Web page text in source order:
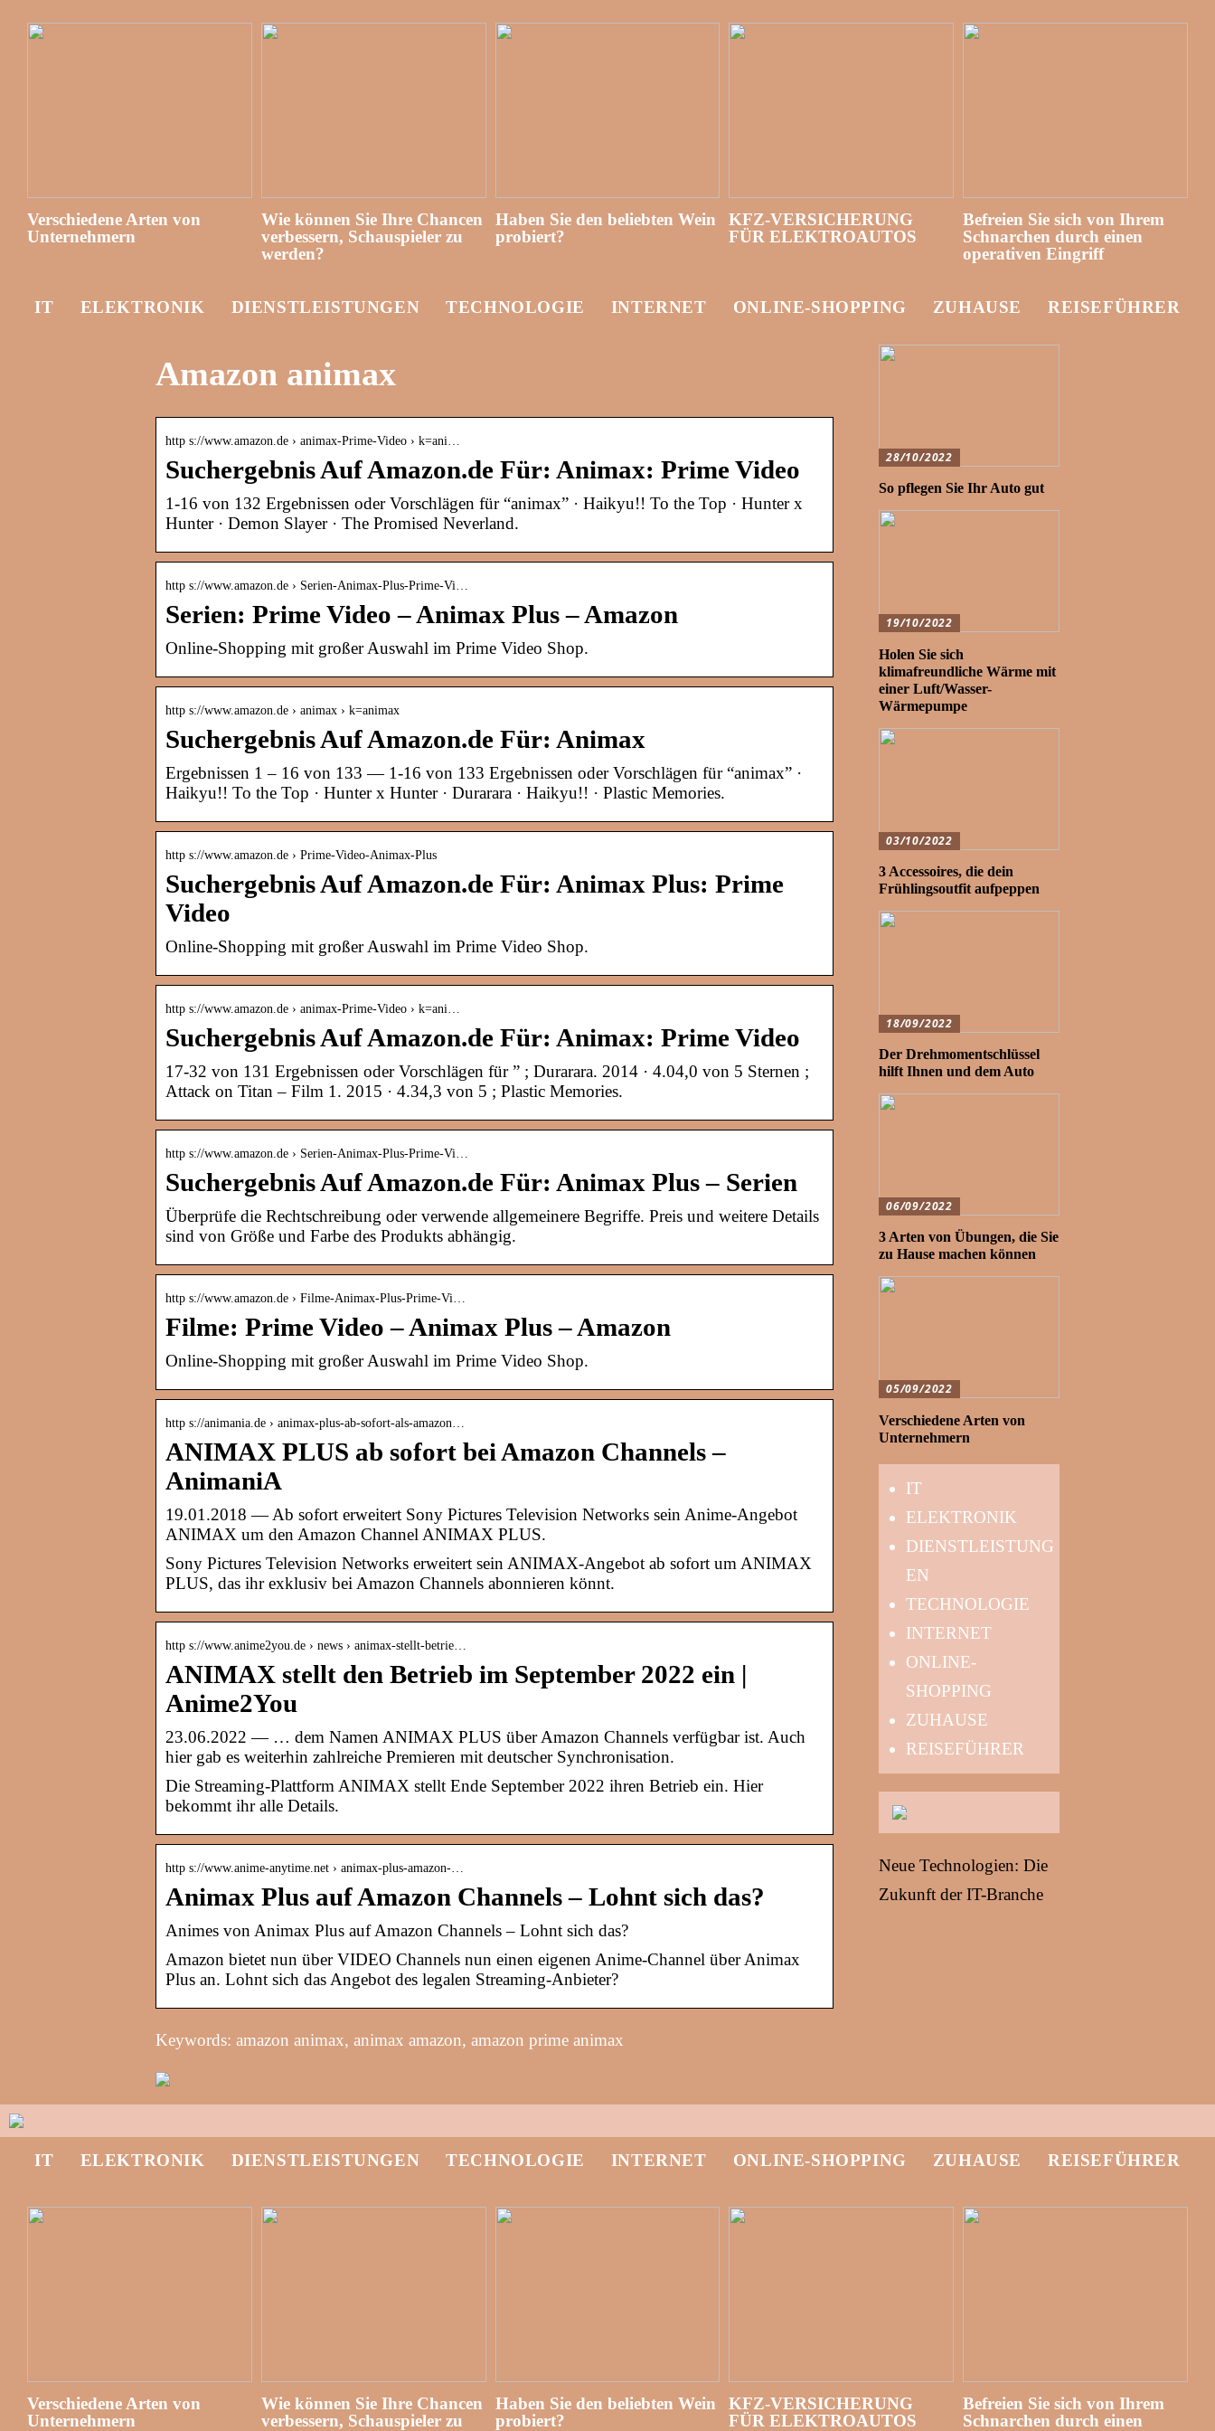
Verschiedene Arten von
Unternehmern
Wie können Sie Ihre Chancen
verbessern, Schauspieler zu
werden?
Haben Sie den beliebten Wein
probiert?
KFZ-VERSICHERUNG
FÜR ELEKTROAUTOS
Befreien Sie sich von Ihrem
Schnarchen durch einen
operativen Eingriff
IT ELEKTRONIK DIENSTLEISTUNGEN TECHNOLOGIE INTERNET ONLINE-SHOPPING ZUHAUSE REISEFÜHRER
Amazon animax
http s://www.amazon.de › animax-Prime-Video › k=ani…
Suchergebnis Auf Amazon.de Für: Animax: Prime Video
1-16 von 132 Ergebnissen oder Vorschlägen für “animax” · Haikyu!! To the Top · Hunter x
Hunter · Demon Slayer · The Promised Neverland.
http s://www.amazon.de › Serien-Animax-Plus-Prime-Vi…
Serien: Prime Video – Animax Plus – Amazon
Online-Shopping mit großer Auswahl im Prime Video Shop.
http s://www.amazon.de › animax › k=animax
Suchergebnis Auf Amazon.de Für: Animax
Ergebnissen 1 – 16 von 133 — 1-16 von 133 Ergebnissen oder Vorschlägen für “animax” ·
Haikyu!! To the Top · Hunter x Hunter · Durarara · Haikyu!! · Plastic Memories.
http s://www.amazon.de › Prime-Video-Animax-Plus
Suchergebnis Auf Amazon.de Für: Animax Plus: Prime
Video
Online-Shopping mit großer Auswahl im Prime Video Shop.
http s://www.amazon.de › animax-Prime-Video › k=ani…
Suchergebnis Auf Amazon.de Für: Animax: Prime Video
17-32 von 131 Ergebnissen oder Vorschlägen für ” ; Durarara. 2014 · 4.04,0 von 5 Sternen ;
Attack on Titan – Film 1. 2015 · 4.34,3 von 5 ; Plastic Memories.
http s://www.amazon.de › Serien-Animax-Plus-Prime-Vi…
Suchergebnis Auf Amazon.de Für: Animax Plus – Serien
Überprüfe die Rechtschreibung oder verwende allgemeinere Begriffe. Preis und weitere Details
sind von Größe und Farbe des Produkts abhängig.
http s://www.amazon.de › Filme-Animax-Plus-Prime-Vi…
Filme: Prime Video – Animax Plus – Amazon
Online-Shopping mit großer Auswahl im Prime Video Shop.
http s://animania.de › animax-plus-ab-sofort-als-amazon…
ANIMAX PLUS ab sofort bei Amazon Channels –
AnimaniA
19.01.2018 — Ab sofort erweitert Sony Pictures Television Networks sein Anime-Angebot
ANIMAX um den Amazon Channel ANIMAX PLUS.
Sony Pictures Television Networks erweitert sein ANIMAX-Angebot ab sofort um ANIMAX
PLUS, das ihr exklusiv bei Amazon Channels abonnieren könnt.
http s://www.anime2you.de › news › animax-stellt-betrie…
ANIMAX stellt den Betrieb im September 2022 ein |
Anime2You
23.06.2022 — … dem Namen ANIMAX PLUS über Amazon Channels verfügbar ist. Auch
hier gab es weiterhin zahlreiche Premieren mit deutscher Synchronisation.
Die Streaming-Plattform ANIMAX stellt Ende September 2022 ihren Betrieb ein. Hier
bekommt ihr alle Details.
http s://www.anime-anytime.net › animax-plus-amazon-…
Animax Plus auf Amazon Channels – Lohnt sich das?
Animes von Animax Plus auf Amazon Channels – Lohnt sich das?
Amazon bietet nun über VIDEO Channels nun einen eigenen Anime-Channel über Animax
Plus an. Lohnt sich das Angebot des legalen Streaming-Anbieter?
Keywords: amazon animax, animax amazon, amazon prime animax
28/10/2022
So pflegen Sie Ihr Auto gut
19/10/2022
Holen Sie sich
klimafreundliche Wärme mit
einer Luft/Wasser-
Wärmepumpe
03/10/2022
3 Accessoires, die dein
Frühlingsoutfit aufpeppen
18/09/2022
Der Drehmomentschlüssel
hilft Ihnen und dem Auto
06/09/2022
3 Arten von Übungen, die Sie
zu Hause machen können
05/09/2022
Verschiedene Arten von
Unternehmern
IT
ELEKTRONIK
DIENSTLEISTUNG
EN
TECHNOLOGIE
INTERNET
ONLINE-
SHOPPING
ZUHAUSE
REISEFÜHRER
Neue Technologien: Die
Zukunft der IT-Branche
IT ELEKTRONIK DIENSTLEISTUNGEN TECHNOLOGIE INTERNET ONLINE-SHOPPING ZUHAUSE REISEFÜHRER
Verschiedene Arten von
Unternehmern
Wie können Sie Ihre Chancen
verbessern, Schauspieler zu
Haben Sie den beliebten Wein
probiert?
KFZ-VERSICHERUNG
FÜR ELEKTROAUTOS
Befreien Sie sich von Ihrem
Schnarchen durch einen